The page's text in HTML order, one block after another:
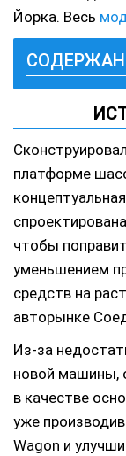
Йорка. Весь
платформе
чтобы
уменьшением
средств на
авторынке
Из-за
новой машины,
в качестве
уже
Wagon и